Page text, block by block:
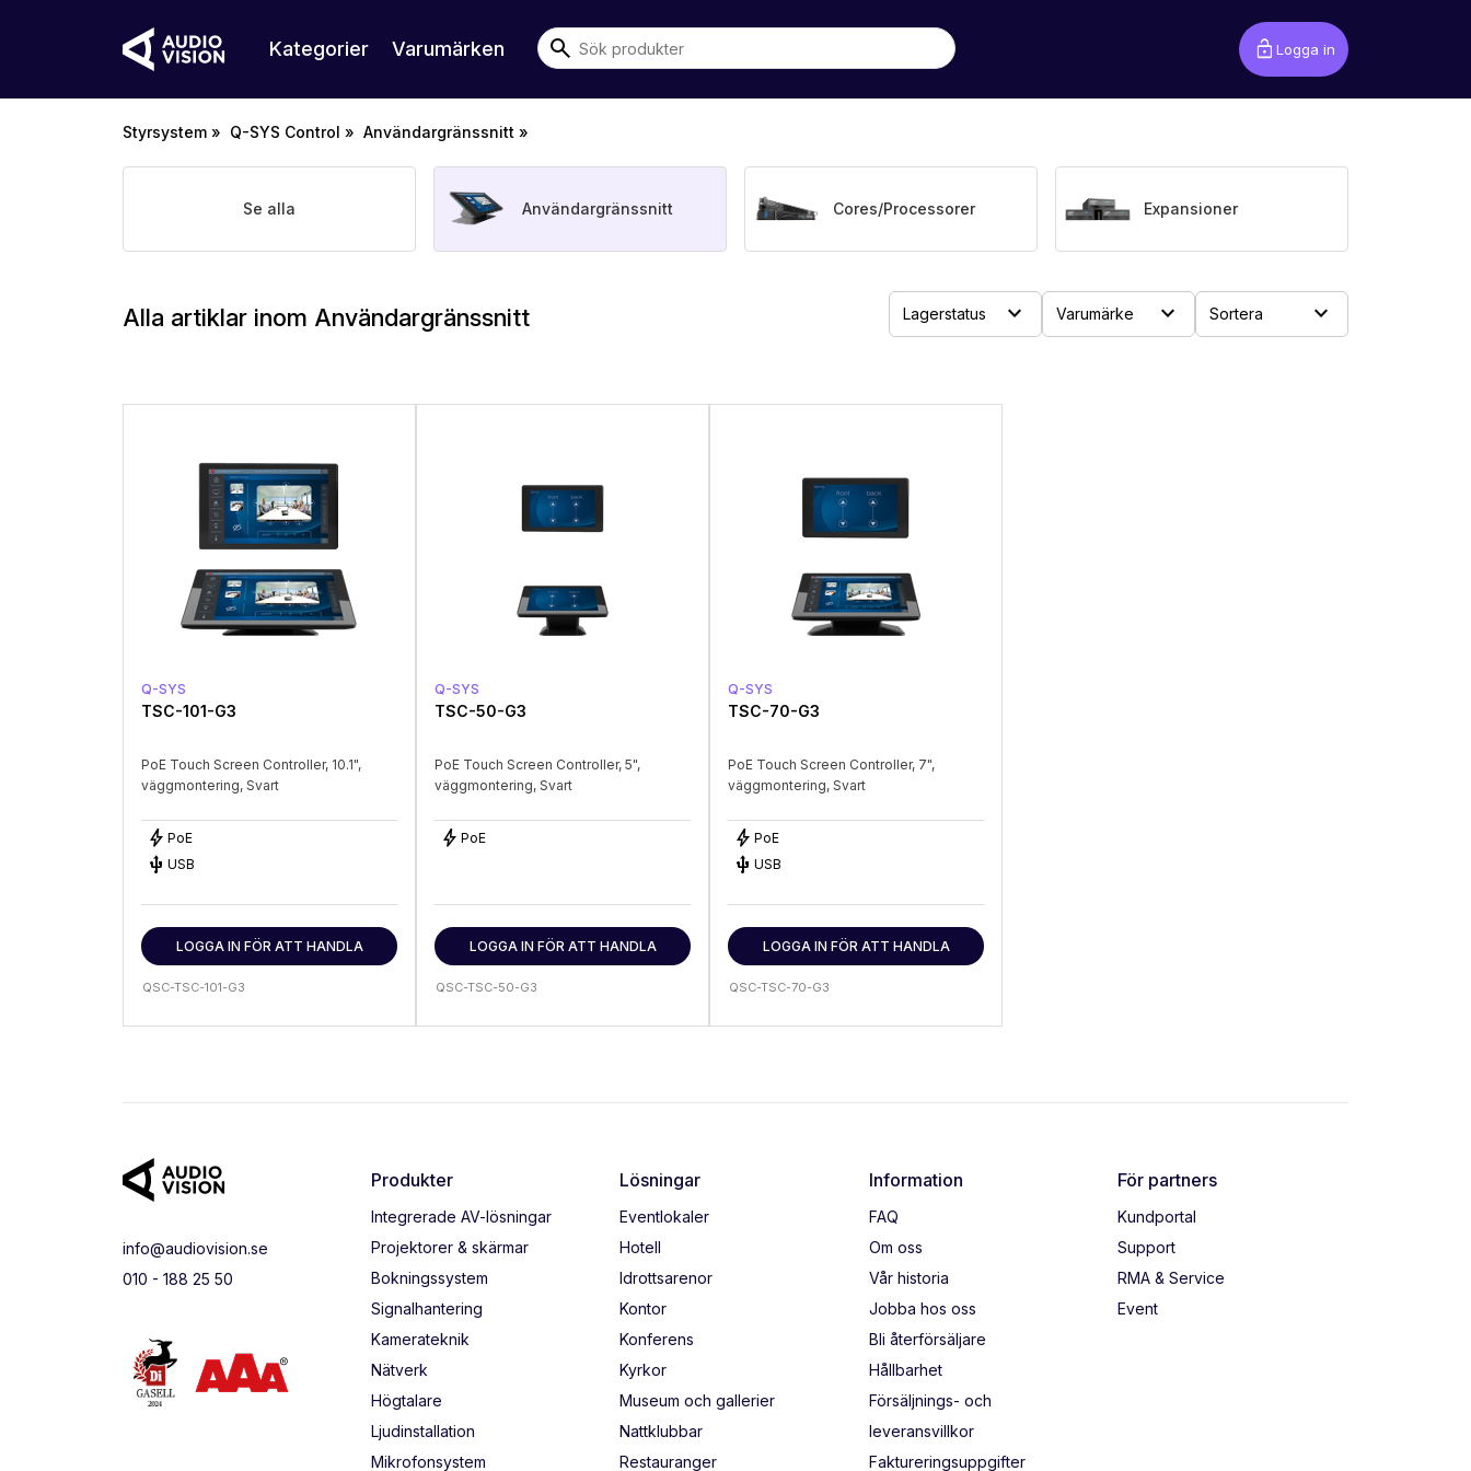
Kategorier Varumärken lock_open Logga in
Styrsystem » Q-SYS Control » Användargränssnitt »
Se alla Användargränssnitt Cores/Processorer Expansioner
Alla artiklar inom Användargränssnitt Sortera expand_more
Varumärke expand_more
Lagerstatus expand_more
Q-SYS
TSC-101-G3
PoE Touch Screen Controller, 10.1",
väggmontering, Svart
bolt PoE
USB USB
LOGGA IN FÖR ATT HANDLA
QSC-TSC-101-G3
Q-SYS
TSC-50-G3
PoE Touch Screen Controller, 5",
väggmontering, Svart
bolt PoE
LOGGA IN FÖR ATT HANDLA
QSC-TSC-50-G3
Q-SYS
TSC-70-G3
PoE Touch Screen Controller, 7",
väggmontering, Svart
bolt PoE
USB USB
LOGGA IN FÖR ATT HANDLA
QSC-TSC-70-G3
info@audiovision.se
010 - 188 25 50
Produkter
Integrerade AV-lösningar
Projektorer & skärmar
Bokningssystem
Signalhantering
Kamerateknik
Nätverk
Högtalare
Ljudinstallation
Mikrofonsystem
Lösningar
Eventlokaler
Hotell
Idrottsarenor
Kontor
Konferens
Kyrkor
Museum och gallerier
Nattklubbar
Restauranger
Information
FAQ
Om oss
Vår historia
Jobba hos oss
Bli återförsäljare
Hållbarhet
Försäljnings- och
leveransvillkor
Faktureringsuppgifter
För partners
Kundportal
Support
RMA & Service
Event